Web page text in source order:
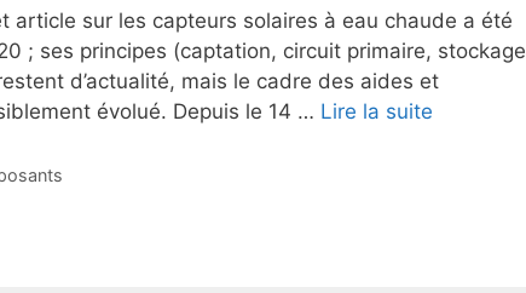
sur les capteurs solaires à eau chaude a été
; ses principes (captation, circuit primaire, stockage
d’actualité, mais le cadre des aides et
évolué. Depuis le 14 … Lire la suite